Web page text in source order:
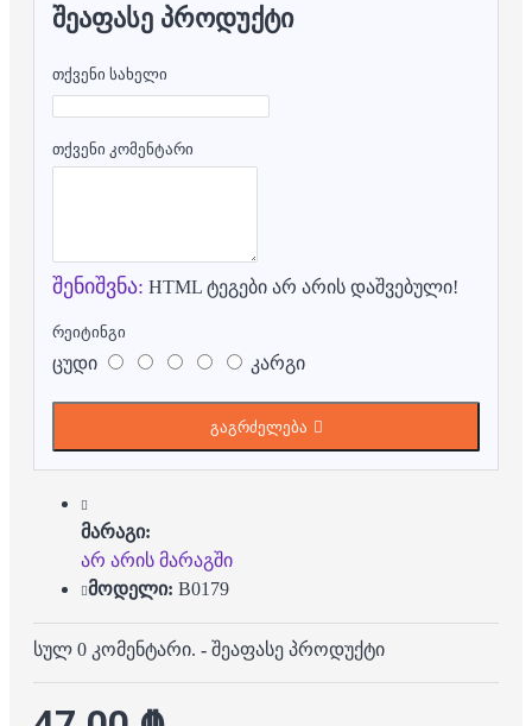
ᲨᲔᲐᲤᲐᲡᲔ ᲞᲠᲝᲓᲣᲥᲢᲘ
თქვენი სახელი
თქვენი კომენტარი
შენიშვნა: HTML ტეგები არ არის დაშვებული!
რეიტინგი
ცუდი კარგი
გაგრძელება
მარაგი:
არ არის მარაგში
მოდელი: B0179
სულ 0 კომენტარი. - შეაფასე პროდუქტი